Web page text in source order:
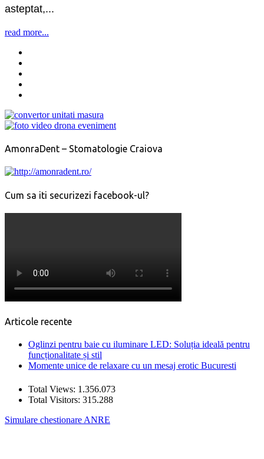
asteptat,...
read more...
AmonraDent – Stomatologie Craiova
Cum sa iti securizezi facebook-ul?
Articole recente
Oglinzi pentru baie cu iluminare LED: Soluția ideală pentru
funcționalitate și stil
Momente unice de relaxare cu un mesaj erotic Bucuresti
Total Views: 1.356.073
Total Visitors: 315.288
Simulare chestionare ANRE